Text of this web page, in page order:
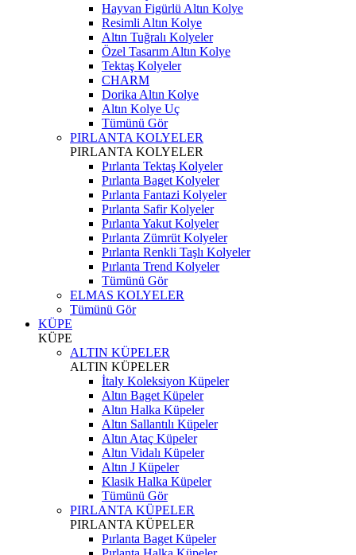
Hayvan Figürlü Altın Kolye
Resimli Altın Kolye
Altın Tuğralı Kolyeler
Özel Tasarım Altın Kolye
Tektaş Kolyeler
CHARM
Dorika Altın Kolye
Altın Kolye Uç
Tümünü Gör
PIRLANTA KOLYELER
PIRLANTA KOLYELER
Pırlanta Tektaş Kolyeler
Pırlanta Baget Kolyeler
Pırlanta Fantazi Kolyeler
Pırlanta Safir Kolyeler
Pırlanta Yakut Kolyeler
Pırlanta Zümrüt Kolyeler
Pırlanta Renkli Taşlı Kolyeler
Pırlanta Trend Kolyeler
Tümünü Gör
ELMAS KOLYELER
Tümünü Gör
KÜPE
KÜPE
ALTIN KÜPELER
ALTIN KÜPELER
İtaly Koleksiyon Küpeler
Altın Baget Küpeler
Altın Halka Küpeler
Altın Sallantılı Küpeler
Altın Ataç Küpeler
Altın Vidalı Küpeler
Altın J Küpeler
Klasik Halka Küpeler
Tümünü Gör
PIRLANTA KÜPELER
PIRLANTA KÜPELER
Pırlanta Baget Küpeler